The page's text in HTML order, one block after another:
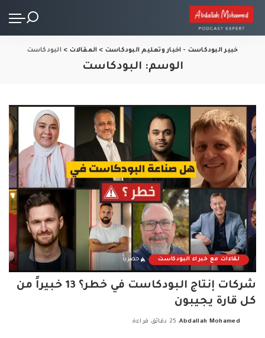
خبير البودكاست - اخبار وتعليم البودكاست > المقالات > البودكاست
الوسم: البودكاست
لقاءات مع خبراء البودكاست حصرياً
شركات إنتاج البودكاست في خطر؟ 13 خبيراً من
كل قارة يجيبون
Abdallah Mohamed 25 دقائق قراءة